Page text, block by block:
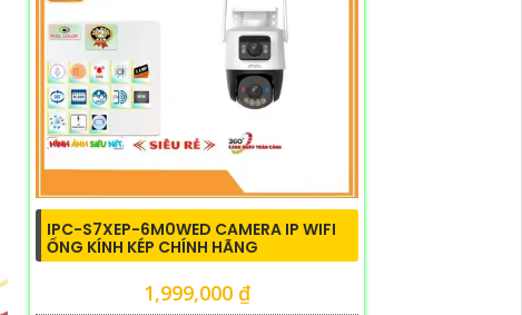
IPC-S7XEP-6M0WED CAMERA IP WIFI
ỐNG KÍNH KÉP CHÍNH HÃNG
1,999,000 ₫